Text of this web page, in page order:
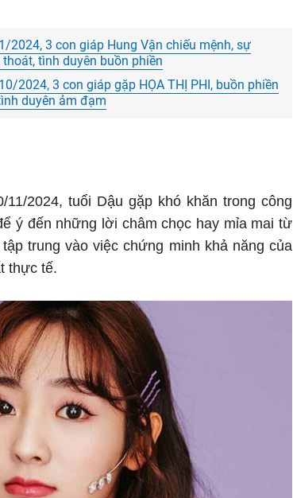
2024, 3 con giáp Hung Vận chiếu mệnh, sự
tình duyên buồn phiền
2024, 3 con giáp gặp HỌA THỊ PHI, buồn phiền
duyên ảm đạm
2024, tuổi Dậu gặp khó khăn trong công
ý đến những lời châm chọc hay mỉa mai từ
trung vào việc chứng minh khả năng của
thực tế.